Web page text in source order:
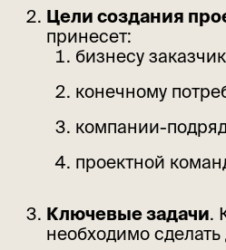
Цели создания
принесет:
бизнесу
конечному
компании-
проектной
Ключевые задачи.
необходимо